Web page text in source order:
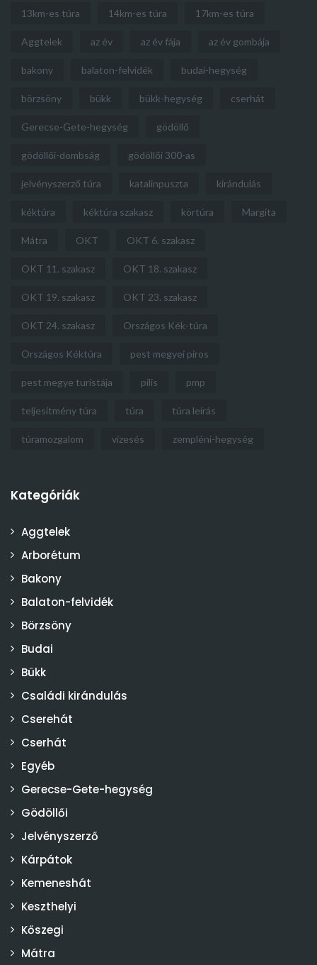
13km-es túra 14km-es túra 17km-es túra
Aggtelek az év az év fája az év gombája
bakony balaton-felvidék budai-hegység
börzsöny bükk bükk-hegység cserhát
Gerecse-Gete-hegység gödöllő
gödöllői-dombság gödöllői 300-as
jelvényszerző túra katalinpuszta kirándulás
kéktúra kéktúra szakasz körtúra Margita
Mátra OKT OKT 6. szakasz
OKT 11. szakasz OKT 18. szakasz
OKT 19. szakasz OKT 23. szakasz
OKT 24. szakasz Országos Kék-túra
Országos Kéktúra pest megyei piros
pest megye turistája pilis pmp
teljesítmény túra túra túra leírás
túramozgalom vízesés zempléni-hegység
Kategóriák
Aggtelek
Arborétum
Bakony
Balaton-felvidék
Börzsöny
Budai
Bükk
Családi kirándulás
Cserehát
Cserhát
Egyéb
Gerecse-Gete-hegység
Gödöllői
Jelvényszerző
Kárpátok
Kemeneshát
Keszthelyi
Kőszegi
Mátra